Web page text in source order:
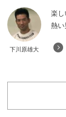
下川原雄大
楽し
熱い